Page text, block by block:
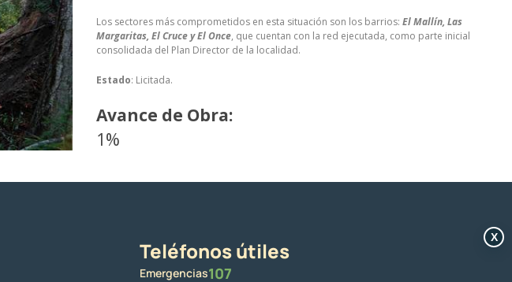
Los sectores más comprometidos en esta situación son los barrios: El Mallín, Las
Margaritas, El Cruce y El Once, que cuentan con la red ejecutada, como parte inicial
consolidada del Plan Director de la localidad.
Estado: Licitada.
Avance de Obra:
1%
Teléfonos útiles
Emergencias107
X